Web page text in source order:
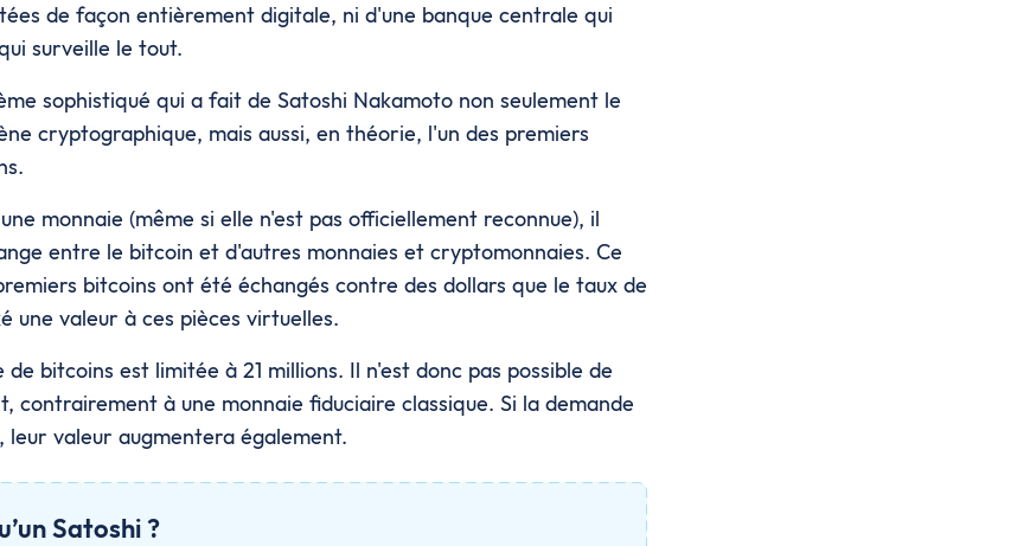
de façon entièrement digitale, ni d'une banque centrale qui
surveille le tout.
sophistiqué qui a fait de Satoshi Nakamoto non seulement le
cryptographique, mais aussi, en théorie, l'un des premiers
monnaie (même si elle n'est pas officiellement reconnue), il
entre le bitcoin et d'autres monnaies et cryptomonnaies. Ce
bitcoins ont été échangés contre des dollars que le taux de
une valeur à ces pièces virtuelles.
bitcoins est limitée à 21 millions. Il n'est donc pas possible de
contrairement à une monnaie fiduciaire classique. Si la demande
leur valeur augmentera également.
Satoshi ?